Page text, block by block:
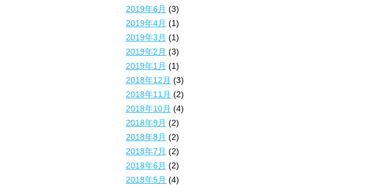
2019年6月 (3)
2019年4月 (1)
2019年3月 (1)
2019年2月 (3)
2019年1月 (1)
2018年12月 (3)
2018年11月 (2)
2018年10月 (4)
2018年9月 (2)
2018年8月 (2)
2018年7月 (2)
2018年6月 (2)
2018年5月 (4)